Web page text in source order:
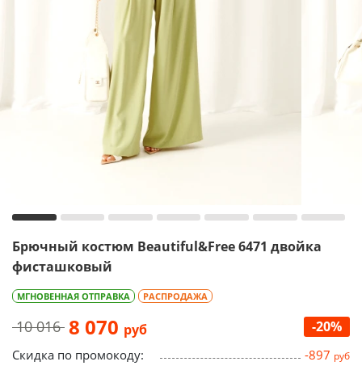
Брючный костюм Beautiful&Free 6471 двойка
фисташковый
МГНОВЕННАЯ ОТПРАВКА РАСПРОДАЖА
10 016 8 070 руб -20%
Скидка по промокоду: -897 руб